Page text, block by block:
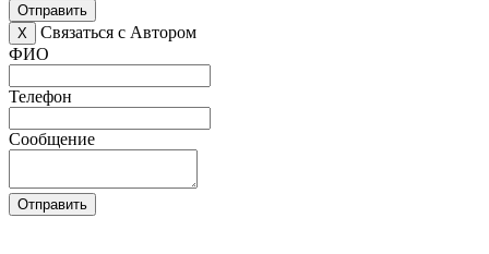
Отправить
X
Связаться с Автором
ФИО
Телефон
Сообщение
Отправить